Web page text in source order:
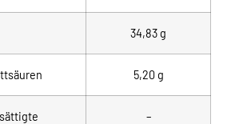
34,83g
5,20 g
–